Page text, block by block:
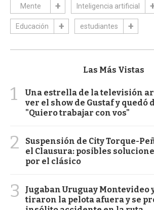
Mente Inteligencia artificial
Educación estudiantes
Las Más Vistas
1
Una estrella de la televisión
ver el show de Gustaf y quedó
"Quiero trabajar con vos"
2
Suspensión de City Torque-
el Clausura: posibles
por el clásico
3
Jugaban Uruguay Montevideo
tiraron la pelota afuera y se